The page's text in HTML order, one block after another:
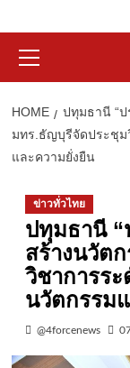
Menu
HOME
ปทุมธานี “ป
มทร.ธัญบุรีจัดประชุม
และความยั่งยืน
ข่าวทั่วไทย
ปทุมธานี “
สร้างนวัต
วิชาการร
นวัตกรรม
@4forcenews